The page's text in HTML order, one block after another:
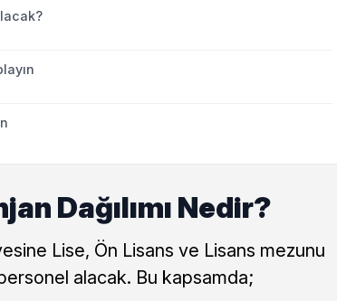
Dağılımı Nedir?
Lise, Ön Lisans ve Lisans mezunu
alacak. Bu kapsamda;